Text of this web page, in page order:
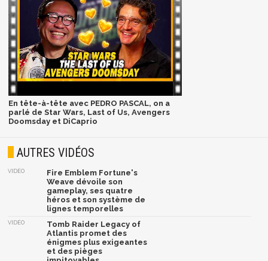
En tête-à-tête avec PEDRO PASCAL, on a
parlé de Star Wars, Last of Us, Avengers
Doomsday et DiCaprio
AUTRES VIDÉOS
VIDÉO
Fire Emblem Fortune's
Weave dévoile son
gameplay, ses quatre
héros et son système de
lignes temporelles
VIDÉO
Tomb Raider Legacy of
Atlantis promet des
énigmes plus exigeantes
et des pièges